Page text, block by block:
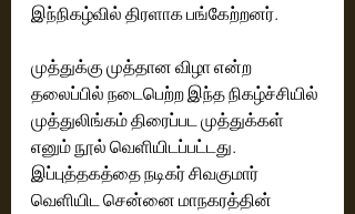
இந்நிகழ்வில் திரளாக பங்கேற்றனர்.
முத்துக்கு முத்தான விழா என்ற
தலைப்பில் நடைபெற்ற இந்த நிகழ்ச்சியில்
முத்துலிங்கம் திரைப்பட முத்துக்கள்
எனும் நூல் வெளியிடப்பட்டது.
இப்புத்தகத்தை நடிகர் சிவகுமார்
வெளியிட சென்னை மாநகரத்தின்